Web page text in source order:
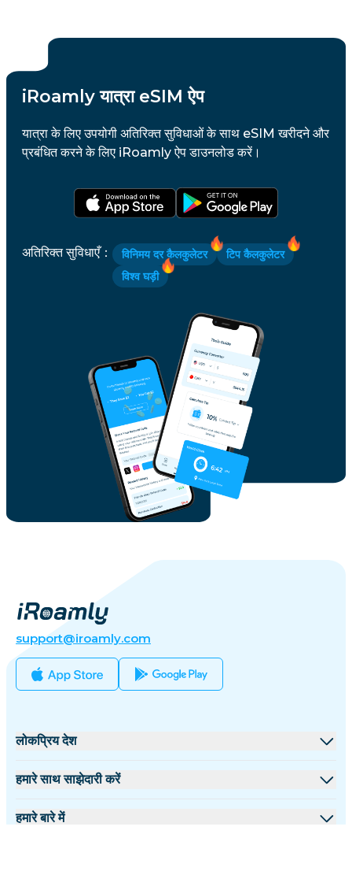
iRoamly यात्रा eSIM ऐप
यात्रा के लिए उपयोगी अतिरिक्त सुविधाओं के साथ eSIM खरीदने और
प्रबंधित करने के लिए iRoamly ऐप डाउनलोड करें।
अतिरिक्त सुविधाएँ： विनिमय दर कैलकुलेटर
टिप कैलकुलेटर
विश्व घड़ी
support@iroamly.com
लोकप्रिय देश
संयुक्त राज्य
हमारे साथ साझेदारी करें
थोक मंच
हमारे बारे में